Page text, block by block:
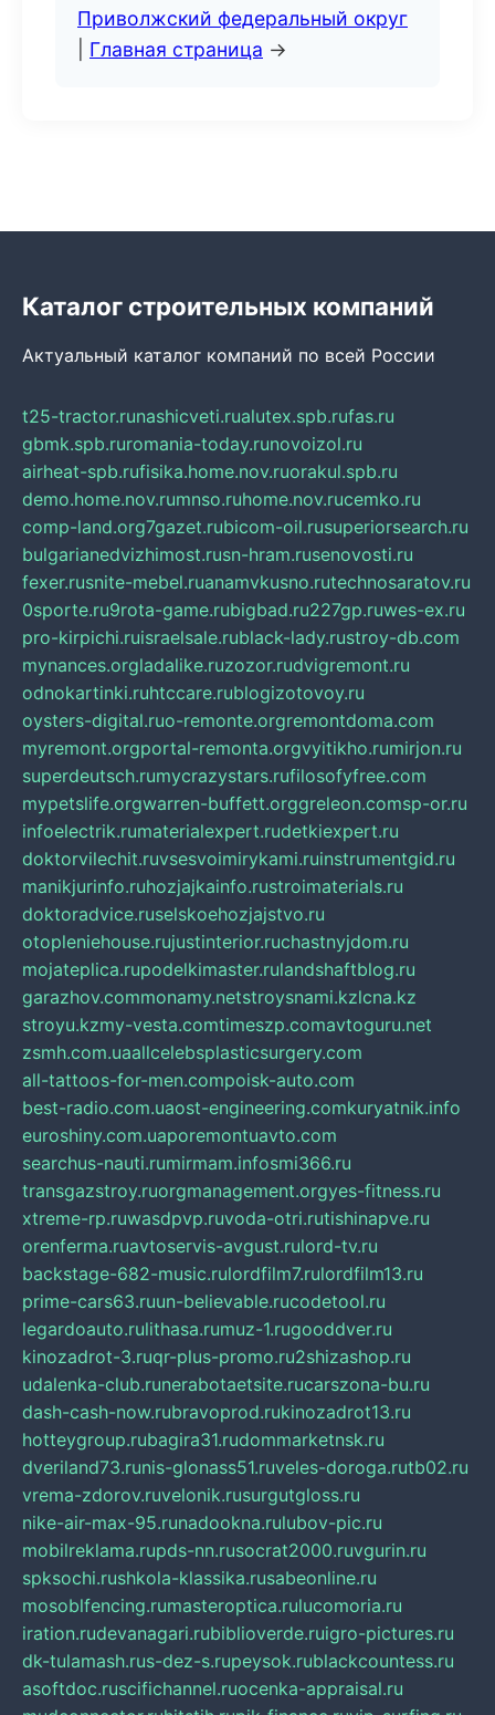
Приволжский федеральный округ
Главная страница →
Каталог строительных компаний
Актуальный каталог компаний по всей России
t25-tractor.runashicveti.rualutex.spb.rufas.ru
gbmk.spb.ruromania-today.runovoizol.ru
airheat-spb.rufisika.home.nov.ruorakul.spb.ru
demo.home.nov.rumnso.ruhome.nov.rucemko.ru
comp-land.org7gazet.rubicom-oil.rusuperiorsearch.ru
bulgarianedvizhimost.rusn-hram.rusenovosti.ru
fexer.rusnite-mebel.ruanamvkusno.rutechnosaratov.ru
0sporte.ru9rota-game.rubigbad.ru227gp.ruwes-ex.ru
pro-kirpichi.ruisraelsale.rublack-lady.rustroy-db.com
mynances.orgladalike.ruzozor.rudvigremont.ru
odnokartinki.ruhtccare.rublogizotovoy.ru
oysters-digital.ruo-remonte.orgremontdoma.com
myremont.orgportal-remonta.orgvyitikho.rumirjon.ru
superdeutsch.rumycrazystars.rufilosofyfree.com
mypetslife.orgwarren-buffett.orggreleon.comsp-or.ru
infoelectrik.rumaterialexpert.rudetkiexpert.ru
doktorvilechit.ruvsesvoimirykami.ruinstrumentgid.ru
manikjurinfo.ruhozjajkainfo.rustroimaterials.ru
doktoradvice.ruselskoehozjajstvo.ru
otopleniehouse.rujustinterior.ruchastnyjdom.ru
mojateplica.rupodelkimaster.rulandshaftblog.ru
garazhov.commonamy.netstroysnami.kzlcna.kz
stroyu.kzmy-vesta.comtimeszp.comavtoguru.net
zsmh.com.uaallcelebsplasticsurgery.com
all-tattoos-for-men.compoisk-auto.com
best-radio.com.uaost-engineering.comkuryatnik.info
euroshiny.com.uaporemontuavto.com
searchus-nauti.rumirmam.infosmi366.ru
transgazstroy.ruorgmanagement.orgyes-fitness.ru
xtreme-rp.ruwasdpvp.ruvoda-otri.rutishinapve.ru
orenferma.ruavtoservis-avgust.rulord-tv.ru
backstage-682-music.rulordfilm7.rulordfilm13.ru
prime-cars63.ruun-believable.rucodetool.ru
legardoauto.rulithasa.rumuz-1.rugooddver.ru
kinozadrot-3.ruqr-plus-promo.ru2shizashop.ru
udalenka-club.runerabotaetsite.rucarszona-bu.ru
dash-cash-now.rubravoprod.rukinozadrot13.ru
hotteygroup.rubagira31.rudommarketnsk.ru
dveriland73.runis-glonass51.ruveles-doroga.rutb02.ru
vrema-zdorov.ruvelonik.rusurgutgloss.ru
nike-air-max-95.runadookna.rulubov-pic.ru
mobilreklama.rupds-nn.rusocrat2000.ruvgurin.ru
spksochi.rushkola-klassika.rusabeonline.ru
mosoblfencing.rumasteroptica.rulucomoria.ru
iration.rudevanagari.rubiblioverde.ruigro-pictures.ru
dk-tulamash.rus-dez-s.rupeysok.rublackcountess.ru
asoftdoc.ruscifichannel.ruocenka-appraisal.ru